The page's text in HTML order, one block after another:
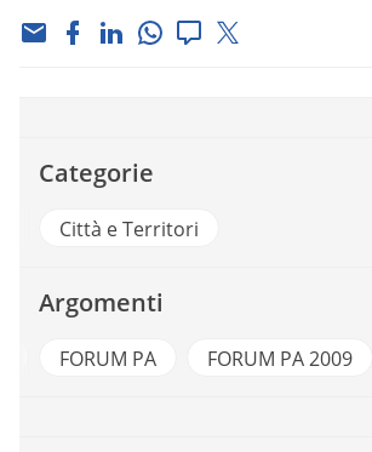
Categorie
Città e Territori
Argomenti
FORUM PA FORUM PA 2009